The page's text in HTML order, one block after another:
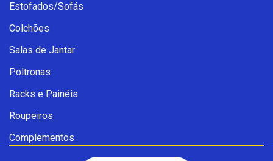
Estofados/Sofás
Colchões
Salas de Jantar
Poltronas
Racks e Painéis
Roupeiros
Complementos